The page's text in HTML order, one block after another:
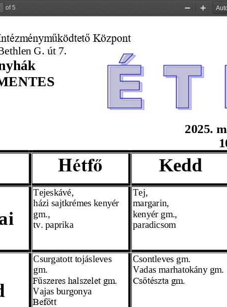
of 5
Zoom
Zoom
Központ
G. út 7.
2025.
Hétfő Kedd
Tejeskávé,
házi sajtkrémes kenyér
gm.,
tv. paprika
Tej,
margarin,
kenyér gm.,
paradicsom
Csurgatott tojásleves
gm.
Fűszeres halszelet gm.
Vajas burgonya
Befőtt
Csontleves gm.
Vadas marhatokány gm.
Csőtészta gm.